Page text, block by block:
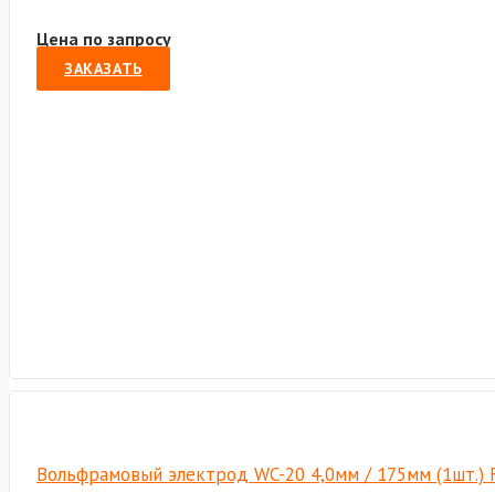
Цена по запросу
ЗАКАЗАТЬ
Вольфрамовый электрод WC-20 4,0мм / 175мм (1шт.)